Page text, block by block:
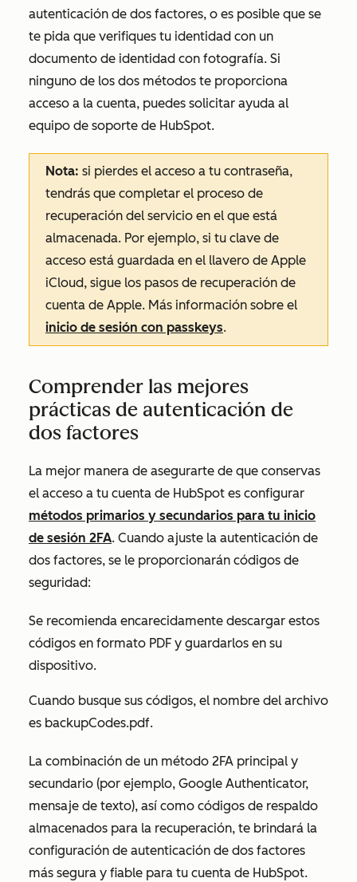
autenticación de dos factores, o es posible que se
te pida que verifiques tu identidad con un
documento de identidad con fotografía. Si
ninguno de los dos métodos te proporciona
acceso a la cuenta, puedes solicitar ayuda al
equipo de soporte de HubSpot.
Nota: si pierdes el acceso a tu contraseña,
tendrás que completar el proceso de
recuperación del servicio en el que está
almacenada. Por ejemplo, si tu clave de
acceso está guardada en el llavero de Apple
iCloud, sigue los pasos de recuperación de
cuenta de Apple. Más información sobre el
inicio de sesión con passkeys.
Comprender las mejores
prácticas de autenticación de
dos factores
La mejor manera de asegurarte de que conservas
el acceso a tu cuenta de HubSpot es configurar
métodos primarios y secundarios para tu inicio
de sesión 2FA. Cuando ajuste la autenticación de
dos factores, se le proporcionarán códigos de
seguridad:
Se recomienda encarecidamente descargar estos
códigos en formato PDF y guardarlos en su
dispositivo.
Cuando busque sus códigos, el nombre del archivo
es backupCodes.pdf.
La combinación de un método 2FA principal y
secundario (por ejemplo, Google Authenticator,
mensaje de texto), así como códigos de respaldo
almacenados para la recuperación, te brindará la
configuración de autenticación de dos factores
más segura y fiable para tu cuenta de HubSpot.